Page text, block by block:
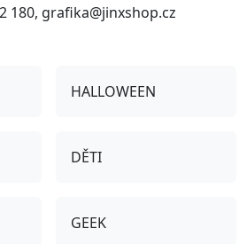
180, grafika@jinxshop.cz
HALLOWEEN
DĚTI
GEEK